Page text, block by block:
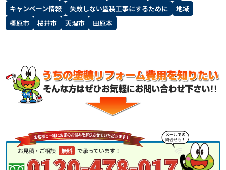
スタッフ紹介
雨漏りについて 雨漏りの施工実績
ヨネヤがお客様から選ばれる10の
理由
リフォームローン
工場倉庫改修 アパート・マンション修繕
見積もりシミュレーション
キャンペーン情報
失敗しない塗装工事にするために
地域
橿原市
桜井市 天理市 田原本